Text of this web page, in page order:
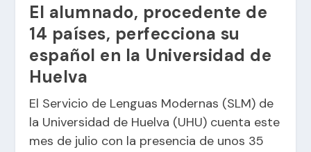
El alumnado, procedente de
14 países, perfecciona su
español en la Universidad de
Huelva
El Servicio de Lenguas Modernas (SLM) de
la Universidad de Huelva (UHU) cuenta este
mes de julio con la presencia de unos 35